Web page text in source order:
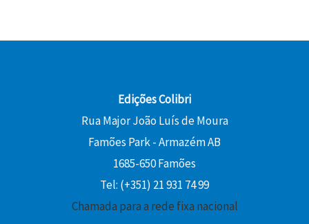
Edições Colibri
Rua Major João Luís de Moura
Famões Park - Armazém AB
1685-650 Famões
Tel: (+351) 21 931 74 99
Chamada para a rede fixa nacional